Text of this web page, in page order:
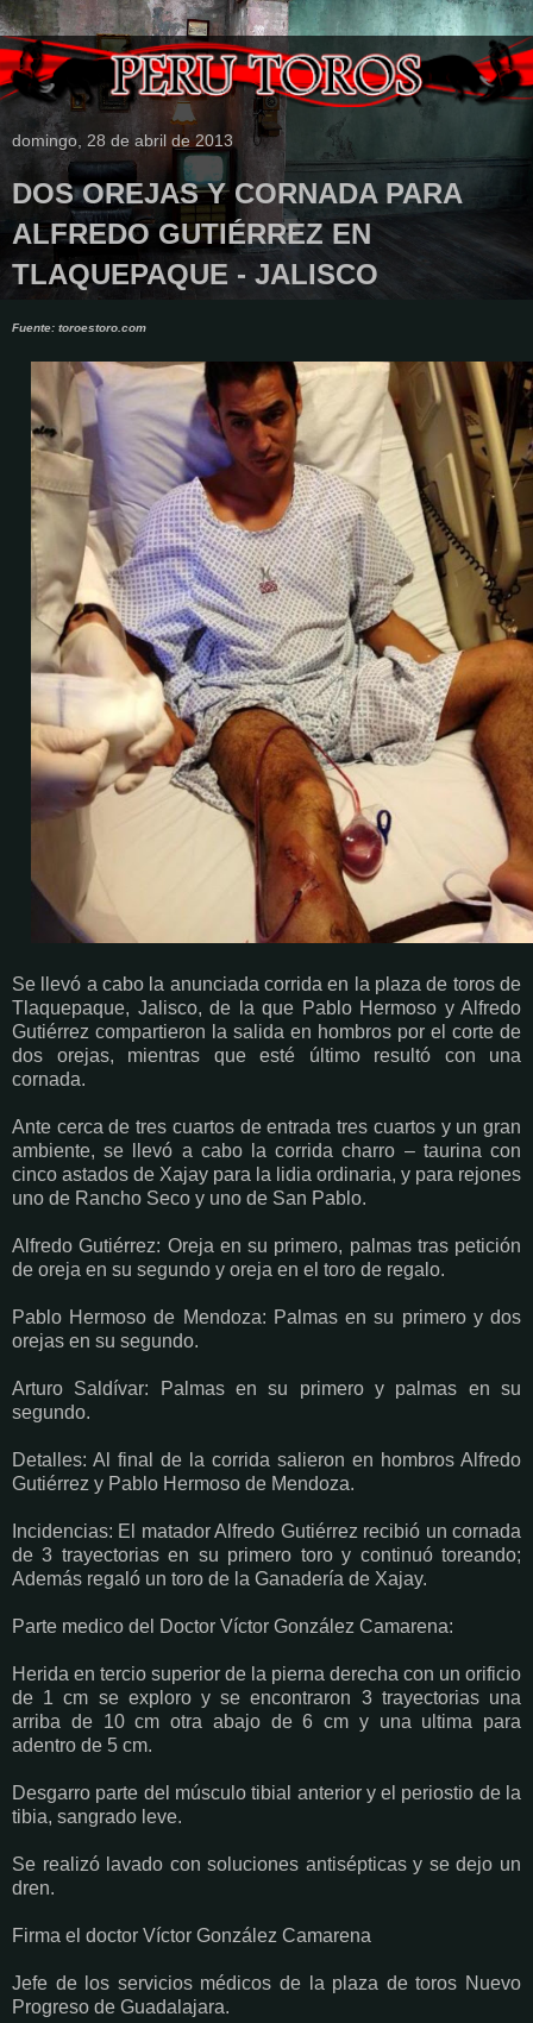
domingo, 28 de abril de 2013
DOS OREJAS Y CORNADA PARA
ALFREDO GUTIÉRREZ EN
TLAQUEPAQUE - JALISCO
Fuente: toroestoro.com
Se llevó a cabo la anunciada corrida en la plaza de toros de
Tlaquepaque, Jalisco, de la que Pablo Hermoso y Alfredo
Gutiérrez compartieron la salida en hombros por el corte de
dos orejas, mientras que esté último resultó con una
cornada.
Ante cerca de tres cuartos de entrada tres cuartos y un gran
ambiente, se llevó a cabo la corrida charro – taurina con
cinco astados de Xajay para la lidia ordinaria, y para rejones
uno de Rancho Seco y uno de San Pablo.
Alfredo Gutiérrez: Oreja en su primero, palmas tras petición
de oreja en su segundo y oreja en el toro de regalo.
Pablo Hermoso de Mendoza: Palmas en su primero y dos
orejas en su segundo.
Arturo Saldívar: Palmas en su primero y palmas en su
segundo.
Detalles: Al final de la corrida salieron en hombros Alfredo
Gutiérrez y Pablo Hermoso de Mendoza.
Incidencias: El matador Alfredo Gutiérrez recibió un cornada
de 3 trayectorias en su primero toro y continuó toreando;
Además regaló un toro de la Ganadería de Xajay.
Parte medico del Doctor Víctor González Camarena:
Herida en tercio superior de la pierna derecha con un orificio
de 1 cm se exploro y se encontraron 3 trayectorias una
arriba de 10 cm otra abajo de 6 cm y una ultima para
adentro de 5 cm.
Desgarro parte del músculo tibial anterior y el periostio de la
tibia, sangrado leve.
Se realizó lavado con soluciones antisépticas y se dejo un
dren.
Firma el doctor Víctor González Camarena
Jefe de los servicios médicos de la plaza de toros Nuevo
Progreso de Guadalajara.